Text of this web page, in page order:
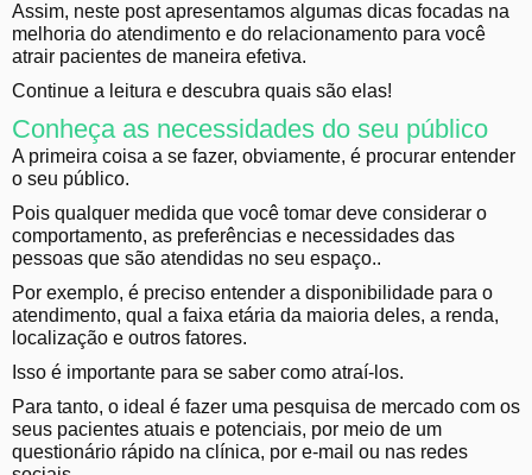
Assim, neste post apresentamos algumas dicas focadas na
melhoria do atendimento e do relacionamento para você
atrair pacientes de maneira efetiva.
Continue a leitura e descubra quais são elas!
Conheça as necessidades do seu público
A primeira coisa a se fazer, obviamente, é procurar entender
o seu público.
Pois qualquer medida que você tomar deve considerar o
comportamento, as preferências e necessidades das
pessoas que são atendidas no seu espaço..
Por exemplo, é preciso entender a disponibilidade para o
atendimento, qual a faixa etária da maioria deles, a renda,
localização e outros fatores.
Isso é importante para se saber como atraí-los.
Para tanto, o ideal é fazer uma pesquisa de mercado com os
seus pacientes atuais e potenciais, por meio de um
questionário rápido na clínica, por e-mail ou nas redes